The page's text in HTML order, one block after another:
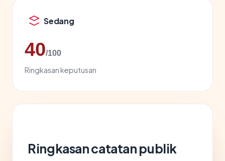
Sedang
40/100
Ringkasan keputusan
Ringkasan catatan publik